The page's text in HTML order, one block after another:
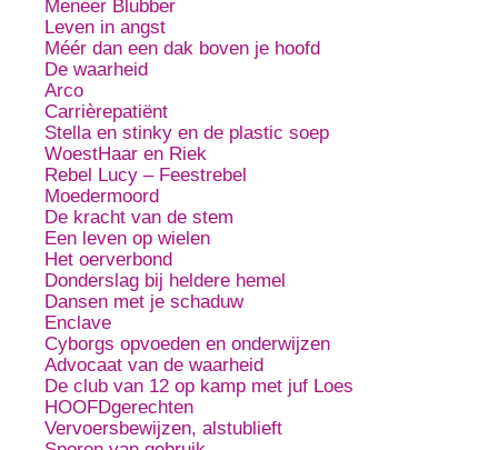
Meneer Blubber
Leven in angst
Méér dan een dak boven je hoofd
De waarheid
Arco
Carrièrepatiënt
Stella en stinky en de plastic soep
WoestHaar en Riek
Rebel Lucy – Feestrebel
Moedermoord
De kracht van de stem
Een leven op wielen
Het oerverbond
Donderslag bij heldere hemel
Dansen met je schaduw
Enclave
Cyborgs opvoeden en onderwijzen
Advocaat van de waarheid
De club van 12 op kamp met juf Loes
HOOFDgerechten
Vervoersbewijzen, alstublieft